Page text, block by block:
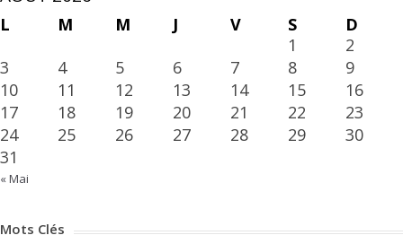
L M M J V S
D
1
2
3
4 5 6 7 8
9
10
11 12 13 14 15
16
17
18 19 20 21 22
23
24
25 26 27 28 29
30
31
« Mai
Mots Clés